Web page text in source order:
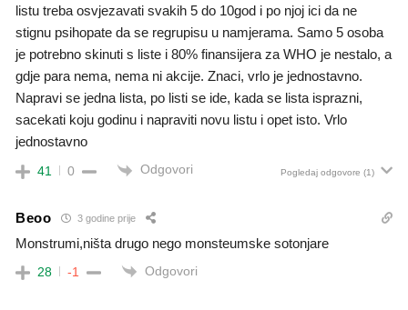
listu treba osvjezavati svakih 5 do 10god i po njoj ici da ne
stignu psihopate da se regrupisu u namjerama. Samo 5 osoba
je potrebno skinuti s liste i 80% finansijera za WHO je nestalo, a
gdje para nema, nema ni akcije. Znaci, vrlo je jednostavno.
Napravi se jedna lista, po listi se ide, kada se lista isprazni,
sacekati koju godinu i napraviti novu listu i opet isto. Vrlo
jednostavno
41 0 Odgovori Pogledaj odgovore (1)
Beoo 3 godine prije
Monstrumi,ništa drugo nego monsteumske sotonjare
28 -1 Odgovori